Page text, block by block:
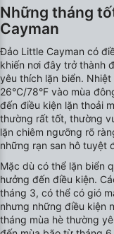
Những tháng
Cayman
Đảo Little Cayman có
khiến nơi đây trở thành
yêu thích lặn biển.
26°C/78°F vào mùa
đến điều kiện lặn thoải
thường rất tốt, thường
lặn chiêm ngưỡng rõ
những rạn san hô tuyệt
Mặc dù có thể lặn biển
hưởng đến điều kiện.
tháng 3, có thể có gió
nhưng những điều kiện
tháng mùa hè thường
Create profiles to
Use profiles to
Measure
Measure content
Understand
combinations of
Develop and
Use limited data
IAB Special Features: